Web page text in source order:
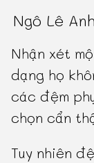
Ngô Lê
Nhận xét
dạng họ
các đệm
chọn cẩn
Tuy nhiên